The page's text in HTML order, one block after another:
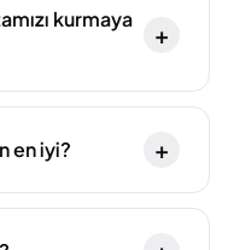
kurmaya
+
en iyi? +